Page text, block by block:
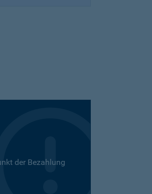
der Bezahlung